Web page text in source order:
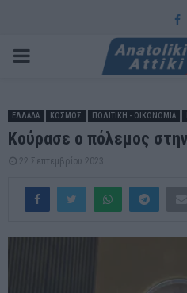
PRIMARY
ΕΛΛΑΔΑ ΚΟΣΜΟΣ ΠΟΛΙΤΙΚΗ - ΟΙΚΟΝΟΜΙΑ
Κούρασε ο πόλεμος
22 Σεπτεμβρίου 2023